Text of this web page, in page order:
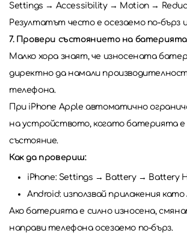
Settings → Accessibility → Motion →
Резултатът често е осезаемо по-бърз
7. Провери състоянието на батерията
Малко хора знаят, че износената
директно да намали
телефона.
При iPhone Apple автоматично
на устройството, когато батерията е
състояние.
Как да провериш:
iPhone: Settings → Battery → Battery
Android: използвай приложения
Ако батерията е силно износена,
направи телефона осезаемо по-бърз.